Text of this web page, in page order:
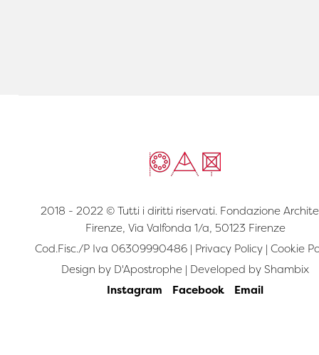
2018 - 2022 © Tutti i diritti riservati. Fondazione
Firenze, Via Valfonda 1/a, 50123 Firenze
Cod.Fisc./P Iva 06309990486 | Privacy Policy| Cookie
Design by D'Apostrophe | Developed by Shambix
Instagram
Facebook Email